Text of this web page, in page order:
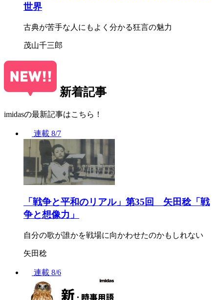
世界
古典が苦手な人にもよく分かる狂言の魅力
茂山千三郎
新着記事
imidasの最新記事はこちら！
連載 8/7
「戦争と平和のリアル」第35回 矢田稔「戦
争と想像力」
自分の歌が誰かを戦場に向かわせたのかもしれない
矢田稔
連載 8/6